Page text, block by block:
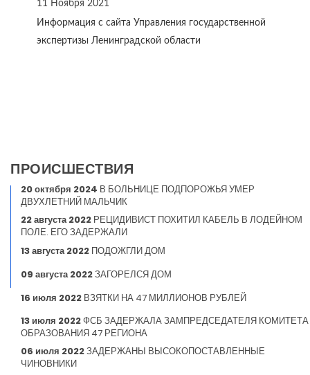
11 Ноября 2021
Информация с сайта Управления государственной
экспертизы Ленинградской области
ПРОИСШЕСТВИЯ
20 октября 2024 В БОЛЬНИЦЕ ПОДПОРОЖЬЯ УМЕР
ДВУХЛЕТНИЙ МАЛЬЧИК
22 августа 2022 РЕЦИДИВИСТ ПОХИТИЛ КАБЕЛЬ В ЛОДЕЙНОМ
ПОЛЕ. ЕГО ЗАДЕРЖАЛИ
13 августа 2022 ПОДОЖГЛИ ДОМ
09 августа 2022ЗАГОРЕЛСЯ ДОМ
16 июля 2022 ВЗЯТКИ НА 47 МИЛЛИОНОВ РУБЛЕЙ
13 июля 2022ФСБ ЗАДЕРЖАЛА ЗАМПРЕДСЕДАТЕЛЯ КОМИТЕТА
ОБРАЗОВАНИЯ 47 РЕГИОНА
06 июля 2022ЗАДЕРЖАНЫ ВЫСОКОПОСТАВЛЕННЫЕ
ЧИНОВНИКИ